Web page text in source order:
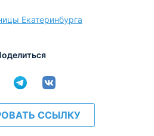
Екатеринбурга
ССЫЛКУ